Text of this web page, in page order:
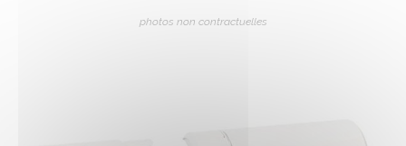
photos non contractuelles